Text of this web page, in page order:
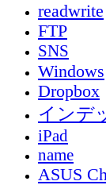
readwrite
FTP
SNS
Windows
Dropbox
インデ
iPad
name
ASUS